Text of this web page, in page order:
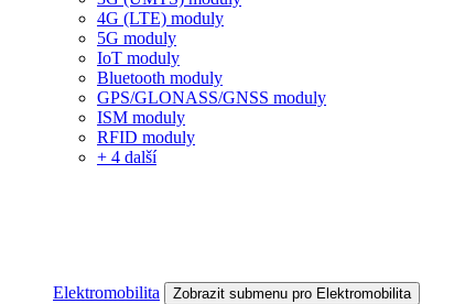
4G (LTE) moduly
5G moduly
IoT moduly
Bluetooth moduly
GPS/GLONASS/GNSS moduly
ISM moduly
RFID moduly
+ 4 další
Elektromobilita Zobrazit submenu pro Elektromobilita